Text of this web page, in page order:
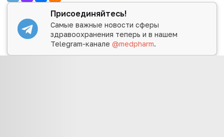
Присоединяйтесь!
Самые важные новости сферы
здравоохранения теперь и в нашем
Telegram-канале@medpharm.